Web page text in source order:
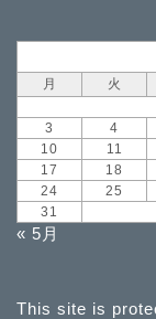
月
火
3
4
10
11
17
18
24
25
31
« 5月
This site is